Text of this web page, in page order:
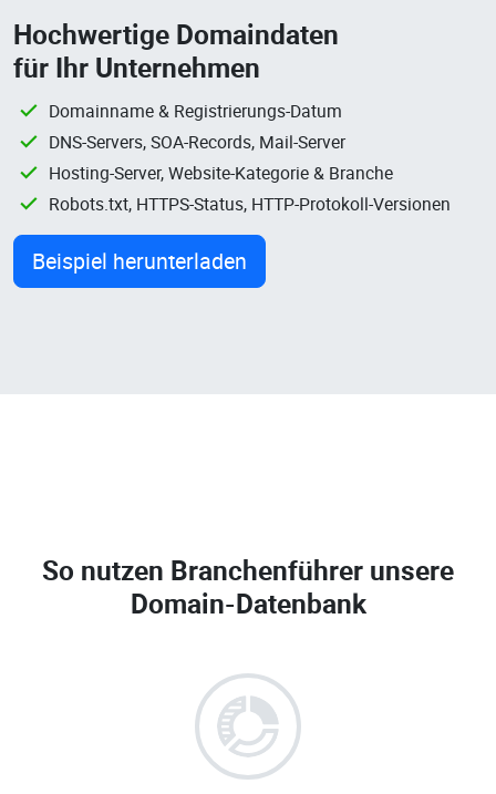
Hochwertige Domaindaten
für Ihr Unternehmen
Domainname & Registrierungs-Datum
DNS-Servers, SOA-Records, Mail-Server
Hosting-Server, Website-Kategorie & Branche
Robots.txt, HTTPS-Status, HTTP-Protokoll-Versionen
Beispiel herunterladen
So nutzen Branchenführer unsere
Domain-Datenbank